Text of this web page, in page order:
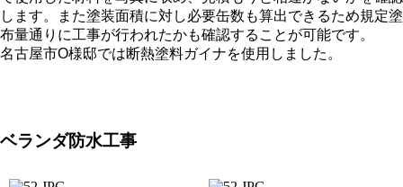
します。また塗装面積に対し必要缶数も算出できるため規定塗
布量通りに工事が行われたかも確認することが可能です。
名古屋市O様邸では断熱塗料ガイナを使用しました。
ベランダ防水工事